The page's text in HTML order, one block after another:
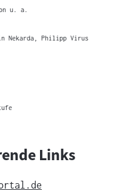
u. a.
Nekarda, Philipp Virus
Links